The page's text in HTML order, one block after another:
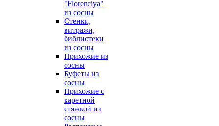
"Florenciya"
из сосны
Стенки,
витражи,
библиотеки
из сосны
Прихожие из
сосны
Буфеты из
сосны
Прихожие с
каретной
стяжкой из
сосны